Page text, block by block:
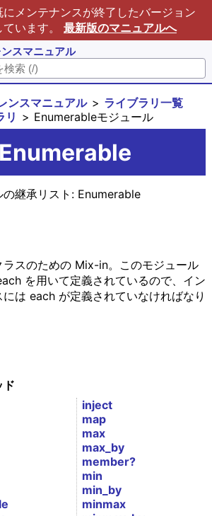
メンテナンスが終了したバージョン
います。 最新版のマニュアルへ
スマニュアル
ンスマニュアル
ライブラリ一覧
リ
Enumerableモジュール
の継承リスト: Enumerable
ラスのための Mix-in。このモジュール
を用いて定義されているので、イン
は each が定義されていなければなり
ド
inject
map
max
max_by
member?
min
min_by
minmax